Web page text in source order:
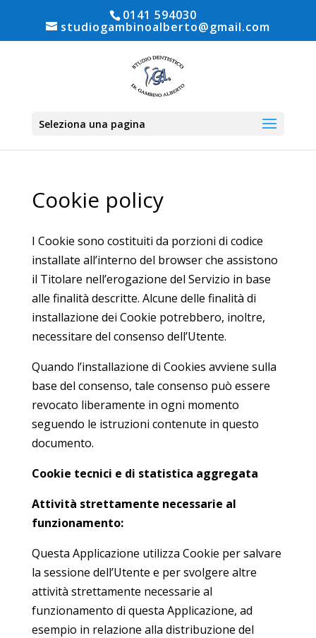
0141 594030
studiogambinoalberto@gmail.com
Seleziona una pagina
Cookie policy
I Cookie sono costituiti da porzioni di codice
installate all’interno del browser che assistono
il Titolare nell’erogazione del Servizio in base
alle finalità descritte. Alcune delle finalità di
installazione dei Cookie potrebbero, inoltre,
necessitare del consenso dell’Utente.
Quando l’installazione di Cookies avviene sulla
base del consenso, tale consenso può essere
revocato liberamente in ogni momento
seguendo le istruzioni contenute in questo
documento.
Cookie tecnici e di statistica aggregata
Attività strettamente necessarie al
funzionamento:
Questa Applicazione utilizza Cookie per salvare
la sessione dell’Utente e per svolgere altre
attività strettamente necessarie al
funzionamento di questa Applicazione, ad
esempio in relazione alla distribuzione del